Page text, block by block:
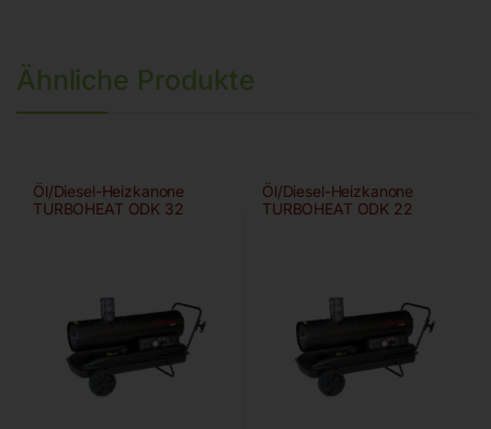
Ähnliche Produkte
Öl/Diesel-Heizkanone
TURBOHEAT ODK 32
Öl/Diesel-Heizkanone
TURBOHEAT ODK 22